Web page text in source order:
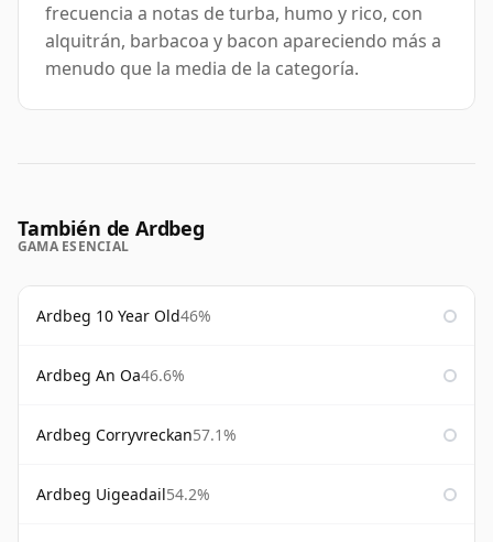
frecuencia a notas de turba, humo y rico, con
alquitrán, barbacoa y bacon apareciendo más a
menudo que la media de la categoría.
También de Ardbeg
GAMA ESENCIAL
Ardbeg 10 Year Old46%
Ardbeg An Oa46.6%
Ardbeg Corryvreckan57.1%
Ardbeg Uigeadail54.2%